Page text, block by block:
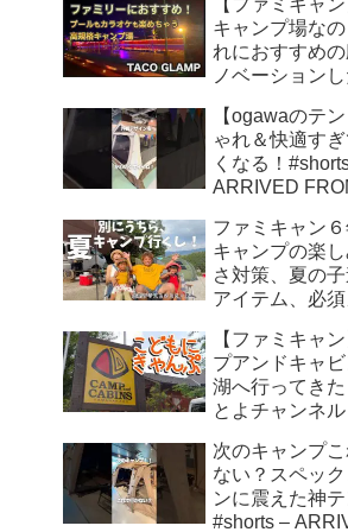
【ファミキャ
キャンプ場な
れにおすすめの
ノベーション
す！ – ちいさ
【ogawaのテ
ゃれ＆快適す
くなる！
ARRIVED
ファミキャン
キャンプの楽
さ対策、夏の
アイテム、必
楽しい〜 – こ
ル。
【ファミキャ
プアンドキャ
湖へ行ってき
とよチャンネル
次のキャンプ
ない？スペッ
ンに震えた神
#shorts –